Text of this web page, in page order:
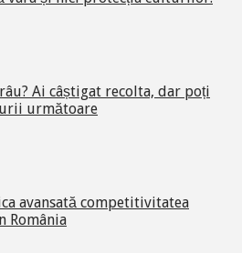
Ai câștigat recolta, dar poți
următoare
avansată competitivitatea
România